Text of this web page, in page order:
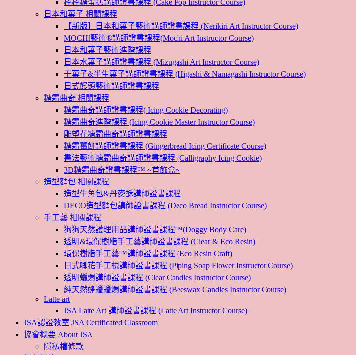
棒棒糖蛋糕講師證書課程 (Cake Pop Instructor Course)
日本和菓子 相關課程
【新版】日本和菓子藝術講師證書課程 (Nerikiri Art Instructor Course)
MOCHI藝術®講師證書課程(Mochi Art Instructor Course)
日本和菓子藝術進階課程
日本水菓子講師證書課程 (Mizugashi Art Instructor Course)
干菓子&半生菓子講師證書課程 (Higashi & Namagashi Instructor Course)
日式饅頭藝術講師證書課程
糖霜曲奇 相關課程
糖霜曲奇講師證書課程( Icing Cookie Decorating)
糖霜曲奇進階課程 (Icing Cookie Master Instructor Course)
雕塑花糖霜曲奇講師證書課程
糖霜薑餅講師證書課程 (Gingerbread Icing Certificate Course)
書法藝術糖霜曲奇講師證書課程 (Calligraphy Icing Cookie)
3D糖霜曲奇證書課程™ ~首飾盒~
造型麵包 相關課程
造型牛角包&丹麥酥講師證書課程
DECO造型麵包講師證書課程 (Deco Bread Instructor Course)
手工藝 相關課程
狗狗天然護理用品講師證書課程™(Doggy Body Care)
透明&環保樹脂手工藝講師證書課程 (Clear & Eco Resin)
環保樹脂手工藝™講師證書課程 (Eco Resin Craft)
日式唧花手工梘講師證書課程 (Piping Soap Flower Instructor Course)
透明蠟燭講師證書課程 (Clear Candles Instructor Course)
純天然蜂蠟蠟燭講師證書課程 (Beeswax Candles Instructor Course)
Latte art
JSA Latte Art 講師證書課程 (Latte Art Instructor Course)
JSA認證教室 JSA Certificated Classroom
協會概要 About JSA
隱私權條款